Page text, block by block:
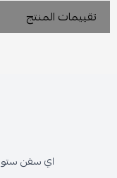
تقييمات المنتج
اي سفن